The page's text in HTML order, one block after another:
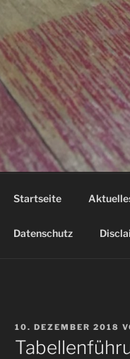
Startseite
Datenschutz
VERÖFFENTLICHT
10. DEZEMBER 2018